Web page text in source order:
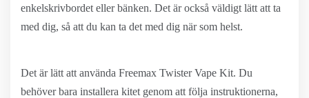
enkelskrivbordet eller bänken. Det är också väldigt lätt att ta
med dig, så att du kan ta det med dig när som helst.
Det är lätt att använda Freemax Twister Vape Kit. Du
behöver bara installera kitet genom att följa instruktionerna,